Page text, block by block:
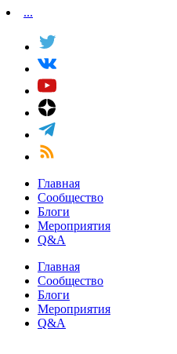
...
Главная
Сообщество
Блоги
Мероприятия
Q&A
Главная
Сообщество
Блоги
Мероприятия
Q&A